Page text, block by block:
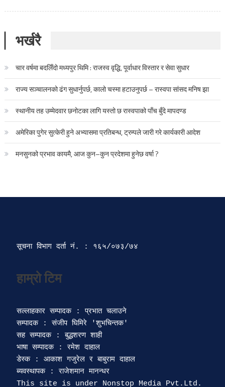
भर्खरै
चार वर्षमा बदलिँदो मध्यपुर थिमि : राजस्व वृद्धि, पूर्वाधार विस्तार र सेवा सुधार
राज्य सञ्चालनको ढंग सुधार्नुपर्छ, कालो चस्मा हटाउनुपर्छ – रास्वपा सांसद मनिष झा
स्थानीय तह उम्मेदवार छनोटका लागि यस्तो छ रास्वपाको पाँच बुँदे मापदण्ड
अमेरिका पुगेर सुत्केरी हुने अभ्यासमा प्रतिबन्ध, ट्रम्पले जारी गरे कार्यकारी आदेश
मनसुनको प्रभाव कायमै, आज कुन–कुन प्रदेशमा हुनेछ वर्षा ?
सूचना विभाग दर्ता‍ नं. : १६५/०७३/७४
हाम्रो टिम
सल्लाहकार सम्पादक : प्रभात चलाउने
सम्पादक : संजीप घिमिरे 'शुभचिन्तक'
सह सम्पादक : बुद्धशरण शाही
भाषा सम्पादक : रमेश दाहाल
डेस्क : आकाश गजुरेल र बाबुराम दाहाल
ब्यवस्थापक : राजेशमान मानन्धर